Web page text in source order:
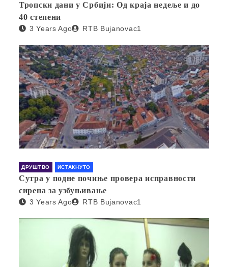
Тропски дани у Србији: Од краја недеље и до
40 степени
3 Years Ago RTB Bujanovac1
ДРУШТВО ИСТАКНУТО
Сутра у подне почиње провера исправности
сирена за узбуњивање
3 Years Ago RTB Bujanovac1